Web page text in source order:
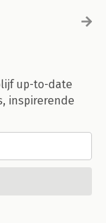
up-to-date
inspirerende